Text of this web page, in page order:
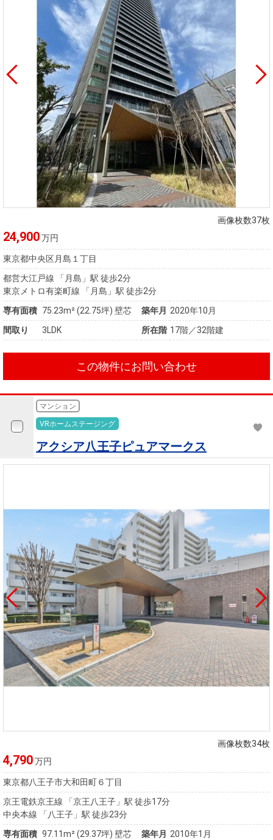
画像枚数37枚
24,900万円
東京都中央区月島１丁目
都営大江戸線 「月島」駅 徒歩2分
東京メトロ有楽町線 「月島」駅 徒歩2分
専有面積 75.23m²(22.75坪) 壁芯 築年月 2020年10月
間取り
3LDK 所在階 17階／32階建
この物件にお問い合わせ
マンション
VRホームステージング
アクシア八王子ピュアマークス
画像枚数34枚
4,790万円
東京都八王子市大和田町６丁目
京王電鉄京王線 「京王八王子」駅 徒歩17分
中央本線 「八王子」駅 徒歩23分
専有面積 97.11m²(29.37坪) 壁芯 築年月 2010年1月